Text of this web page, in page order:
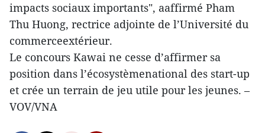
impacts sociaux importants", aaffirmé Pham
Thu Huong, rectrice adjointe de l’Université du
commerceextérieur.
Le concours Kawai ne cesse d’affirmer sa
position dans l’écosystèmenational des start-up
et crée un terrain de jeu utile pour les jeunes. –
VOV/VNA